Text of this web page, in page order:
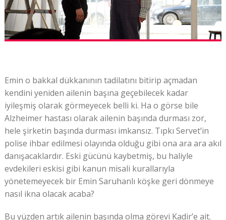
Emin o bakkal dükkanının tadilatını bitirip açmadan
kendini yeniden ailenin başına geçebilecek kadar
iyileşmiş olarak görmeyecek belli ki. Ha o görse bile
Alzheimer hastası olarak ailenin başında durması zor,
hele şirketin başında durması imkansız. Tıpkı Servet’in
polise ihbar edilmesi olayında olduğu gibi ona ara ara akıl
danışacaklardır. Eski gücünü kaybetmiş, bu haliyle
evdekileri eskisi gibi kanun misali kurallarıyla
yönetemeyecek bir Emin Saruhanlı köşke geri dönmeye
nasıl ikna olacak acaba?
Bu yüzden artık ailenin başında olma görevi Kadir’e ait.